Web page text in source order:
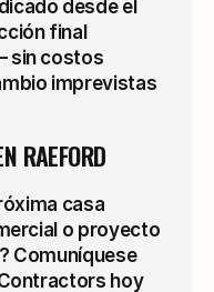
desde el
final
sin costos
imprevistas
RAEFORD
casa
o proyecto
Comuníquese
hoy